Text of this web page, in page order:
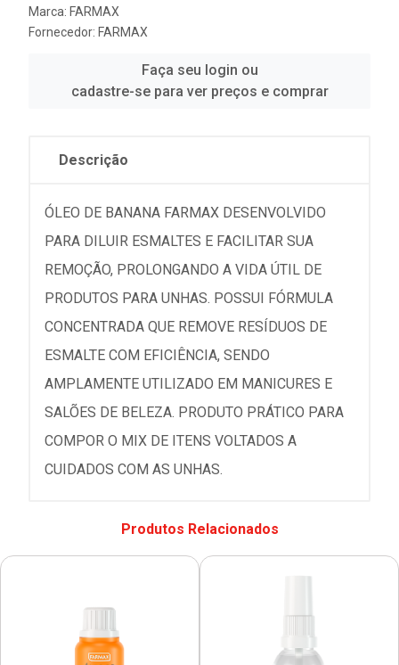
Marca: FARMAX
Fornecedor: FARMAX
Faça seu login ou
cadastre-se para ver preços e comprar
Descrição
ÓLEO DE BANANA FARMAX DESENVOLVIDO
PARA DILUIR ESMALTES E FACILITAR SUA
REMOÇÃO, PROLONGANDO A VIDA ÚTIL DE
PRODUTOS PARA UNHAS. POSSUI FÓRMULA
CONCENTRADA QUE REMOVE RESÍDUOS DE
ESMALTE COM EFICIÊNCIA, SENDO
AMPLAMENTE UTILIZADO EM MANICURES E
SALÕES DE BELEZA. PRODUTO PRÁTICO PARA
COMPOR O MIX DE ITENS VOLTADOS A
CUIDADOS COM AS UNHAS.
Produtos Relacionados